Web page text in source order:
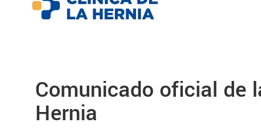
Comunicado oficial de
Hernia